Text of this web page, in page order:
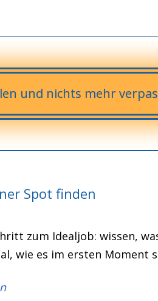
und nichts mehr
Spot finden
zum Idealjob: wissen,
wie es im ersten Moment